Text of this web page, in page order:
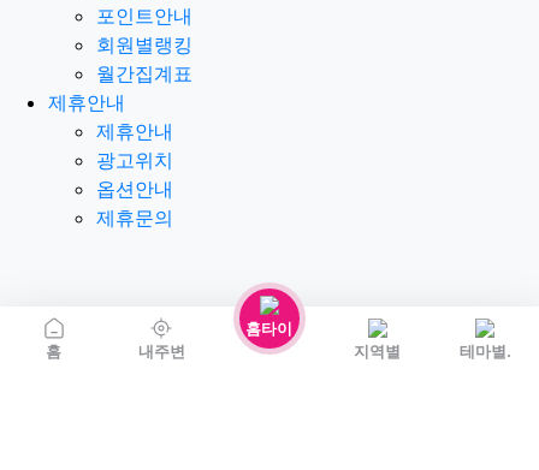
홈 내주변
홈타이
지역별
테마별.
포인트안내
회원별랭킹
월간집계표
제휴안내
제휴안내
광고위치
옵션안내
제휴문의